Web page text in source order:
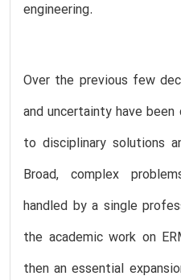
engineering.
Over the previous few
and uncertainty have
to disciplinary solutions
Broad, complex
handled by a single
the academic work on
then an essential